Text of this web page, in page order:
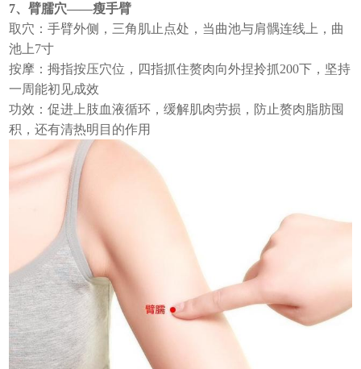
7、臂臑穴——瘦手臂
取穴：手臂外侧，三角肌止点处，当曲池与肩髃连线上，曲
池上7寸
按摩：拇指按压穴位，四指抓住赘肉向外捏拎抓200下，坚持
一周能初见成效
功效：促进上肢血液循环，缓解肌肉劳损，防止赘肉脂肪囤
积，还有清热明目的作用